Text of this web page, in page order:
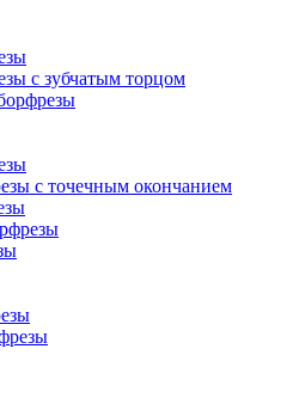
с зубчатым торцом
с точечным окончанием